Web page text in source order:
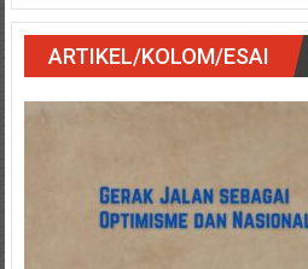
ARTIKEL/KOLOM/ESAI